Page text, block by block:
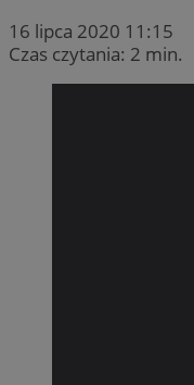
16 lipca 2020 11:15
Czas czytania: 2 min.